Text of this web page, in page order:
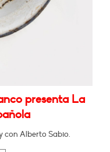
presenta La
con Alberto Sabio.